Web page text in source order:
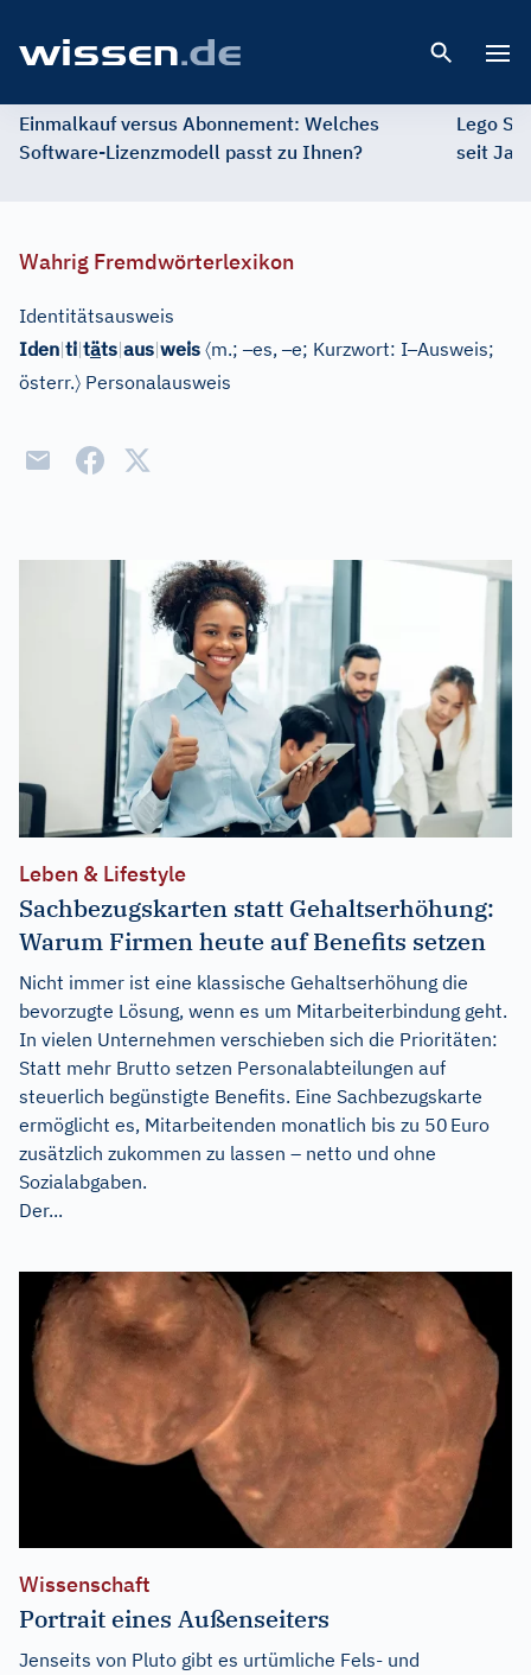
Einmalkauf versus Abonnement: Welches
Software-Lizenzmodell passt zu Ihnen?
Lego
seit
Wahrig Fremdwörterlexikon
Identitätsausweis
Iden|ti|täts|aus|weis 〈m.;–es,–e; Kurzwort: I–Ausweis;
österr.〉 Personalausweis
Leben & Lifestyle
Sachbezugskarten statt Gehaltserhöhung:
Warum Firmen heute auf Benefits setzen
Nicht immer ist eine klassische Gehaltserhöhung die
bevorzugte Lösung, wenn es um Mitarbeiterbindung geht.
In vielen Unternehmen verschieben sich die Prioritäten:
Statt mehr Brutto setzen Personalabteilungen auf
steuerlich begünstigte Benefits. Eine Sachbezugskarte
ermöglicht es, Mitarbeitenden monatlich bis zu 50 Euro
zusätzlich zukommen zu lassen – netto und ohne
Sozialabgaben.
Der...
Wissenschaft
Portrait eines Außenseiters
Jenseits von Pluto gibt es urtümliche Fels- und